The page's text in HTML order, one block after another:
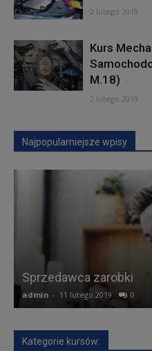
2 lutego 2019
Kurs
M.18)
2 lutego 2019
Najpopularniejsze wpisy
Sprzedawca zarobki
admin - 11 lutego 2019 0
Kategorie kursów: